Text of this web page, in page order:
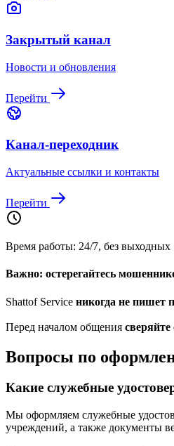
Закрытый канал
Новости и обновления
Перейти
Канал-переходник
Актуальные ссылки и контакты
Перейти
Время работы: 24/7, без выходных
Важно: остерегайтесь
Shattof Service никогда не пишет
Перед началом общения
Вопросы по
Какие служебные
Мы оформляем служебные
учреждений, а также документы